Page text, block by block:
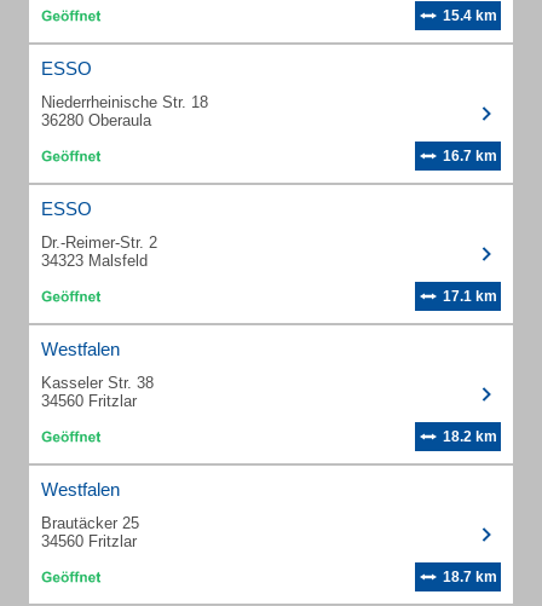
15.4 km
ESSO
Niederrheinische Str. 18
36280 Oberaula
16.7 km
ESSO
Dr.-Reimer-Str. 2
34323 Malsfeld
17.1 km
Westfalen
Kasseler Str. 38
34560 Fritzlar
18.2 km
Westfalen
Brautäcker 25
34560 Fritzlar
18.7 km